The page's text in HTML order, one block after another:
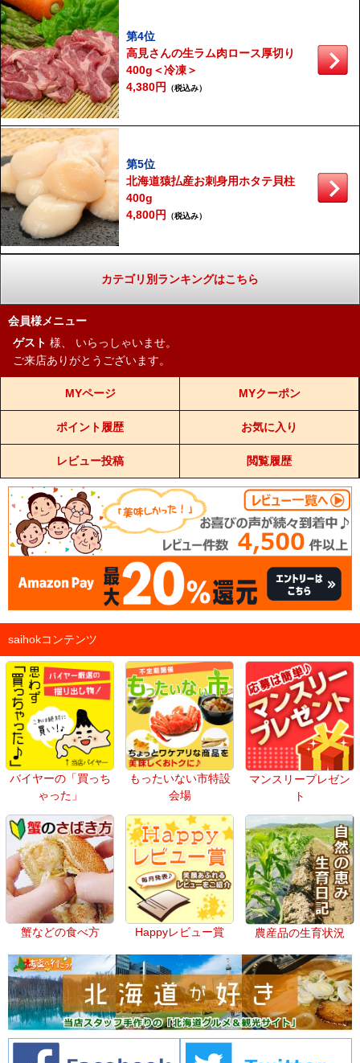
第4位
高見さんの生ラム肉ロース厚切り
400g＜冷凍＞
4,380円
（税込み）
第5位
北海道猿払産お刺身用ホタテ貝柱
400g
4,800円
（税込み）
カテゴリ別ランキングはこちら
会員様メニュー
ゲスト 様、
いらっしゃいませ。
ご来店ありがとうございます。
MYページ MYクーポン
ポイント履歴 お気に入り
レビュー投稿 閲覧履歴
saihokコンテンツ
バイヤーの「買っち
ゃった」
もったいない市特設
会場
マンスリープレゼン
ト
蟹などの食べ方 Happyレビュー賞 農産品の生育状況